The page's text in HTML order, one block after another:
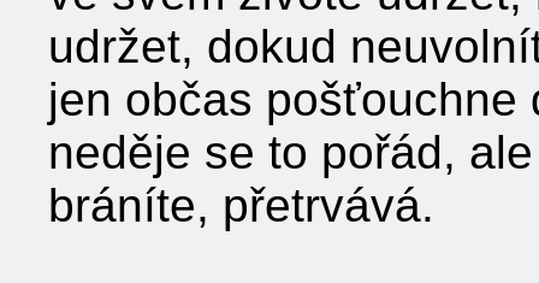
udržet, dokud
jen občas pošťouchne
neděje se to pořád,
bráníte, přetrvává.